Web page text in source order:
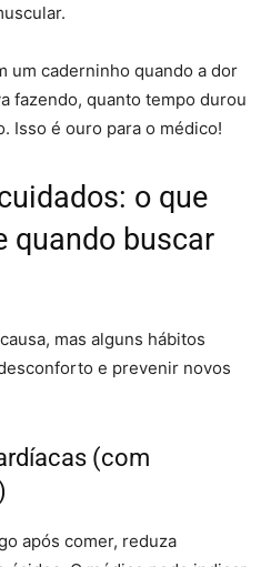
um caderninho quando a dor
fazendo, quanto tempo durou
Isso é ouro para o médico!
o que
quando buscar
mas alguns hábitos
e prevenir novos
(com
após comer, reduza